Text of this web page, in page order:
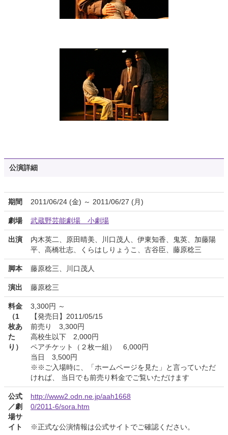
公演詳細
期間 2011/06/24 (金) ～ 2011/06/27 (月)
劇場 武蔵野芸能劇場 小劇場
出演
内木英二、原田晴美、川口茂人、伊東知香、鬼英、加藤陽
平、高橋壮志、くらはしりょうこ、古谷臣、藤原稔三
脚本 藤原稔三、川口茂人
演出 藤原稔三
料金
（1
枚あ
た
り）
3,300円 ～
【発売日】2011/05/15
前売り 3,300円
高校生以下 2,000円
ペアチケット（２枚一組） 6,000円
当日 3,500円
※※ご入場時に、「ホームページを見た」と言っていただ
ければ、 当日でも前売り料金でご覧いただけます
公式
／劇
場サ
イト
http://www2.odn.ne.jp/aah1668
0/2011-6/sora.htm
※正式な公演情報は公式サイトでご確認ください。